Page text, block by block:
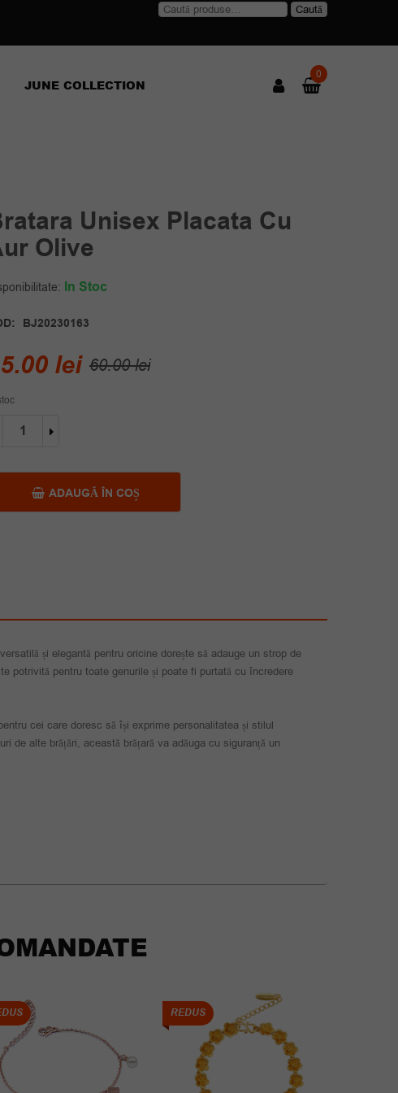
Caută
Caută
JUNE COLLECTION
0
Unisex Placata Cu
Olive
In Stoc
BJ20230163
60.00leiPrețul
lei
Prețul
Cantitate
Bratara
Olive
ADAUGĂ ÎN COȘ
și elegantă pentru oricine dorește să adauge un strop de
potrivită pentru toate genurile și poate fi purtată cu încredere
cei care doresc să își exprime personalitatea și stilul
de alte brățări, această brățară va adăuga cu siguranță un
REDUS